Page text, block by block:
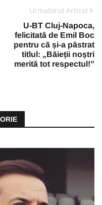
Urmatorul Articol
U-BT Cluj-Napoca,
felicitată de Emil Boc
pentru că și-a păstrat
titlul: „Băieții noștri
merită tot respectul!”